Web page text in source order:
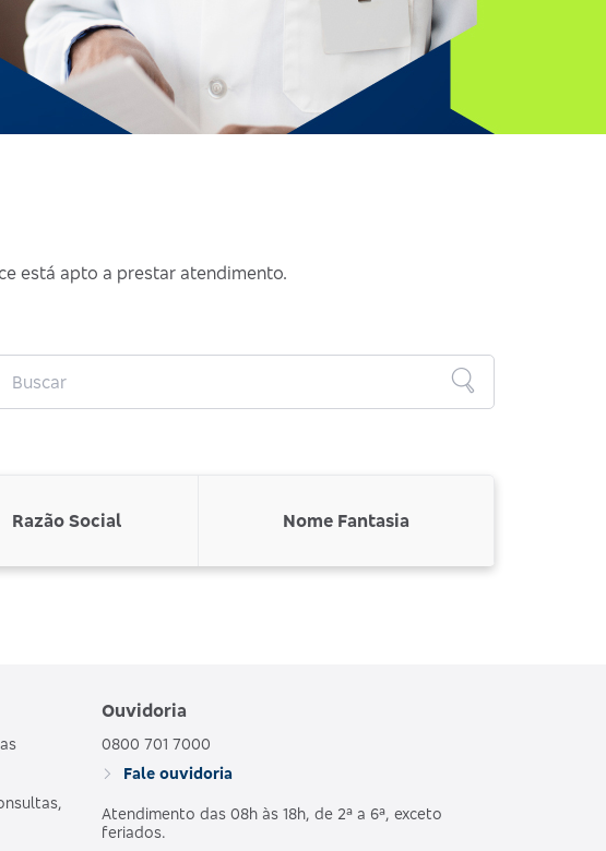
está apto a prestar atendimento.
Razão Social Nome Fantasia
Ouvidoria
0800 701 7000
Fale ouvidoria
Atendimento das 08h às 18h, de 2ª a 6ª, exceto
feriados.